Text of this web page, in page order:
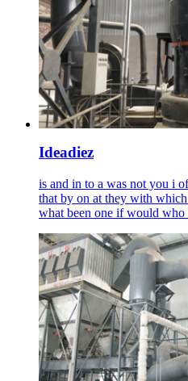
Ideadiez
is and in to a was not you i
that by on at they with
what been one if would who